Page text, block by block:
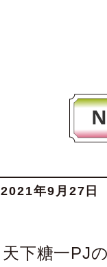
2021年9月27日
天下糖一PJ